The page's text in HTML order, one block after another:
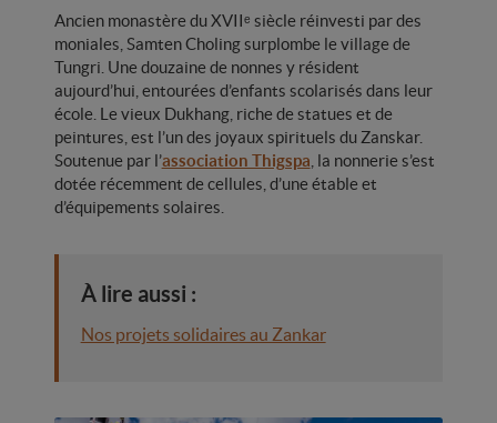
Ancien monastère du XVIIᵉ siècle réinvesti par des
moniales, Samten Choling surplombe le village de
Tungri. Une douzaine de nonnes y résident
aujourd’hui, entourées d’enfants scolarisés dans leur
école. Le vieux Dukhang, riche de statues et de
peintures, est l’un des joyaux spirituels du Zanskar.
Soutenue par l’association Thigspa , la nonnerie s’est
dotée récemment de cellules, d’une étable et
d’équipements solaires.
À lire aussi :
Nos projets solidaires au Zankar